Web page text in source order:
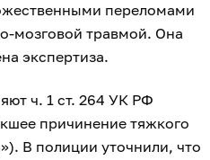
переломами
мозговой травмой. Она
экспертиза.
ч. 1 ст. 264 УК РФ
причинение тяжкого
В полиции уточнили, что